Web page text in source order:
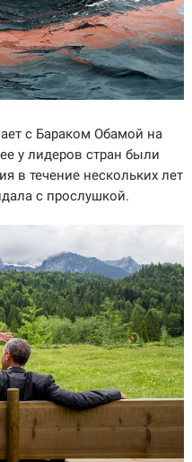
с Бараком Обамой на
у лидеров стран были
в течение нескольких лет
с прослушкой.